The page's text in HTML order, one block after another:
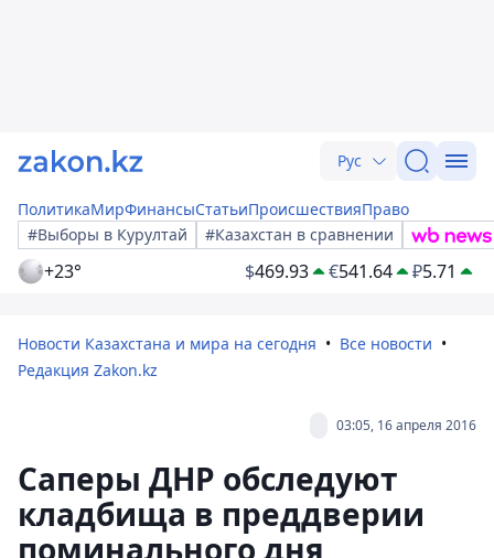
Рус
ПолитикаМирФинансыСтатьиПроисшествияПраво
#Выборы в Курултай
#Казахстан в сравнении
+23° $469.93 €541.64 ₽5.71
Новости Казахстана и мира на сегодня
Все новости
Редакция Zakon.kz
03:05, 16 апреля 2016
Саперы ДНР обследуют
кладбища в преддверии
поминального дня